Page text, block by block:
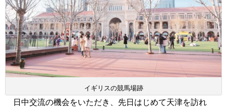
イギリスの競馬場跡
日中交流の機会をいただき、先日はじめて天津を訪れ